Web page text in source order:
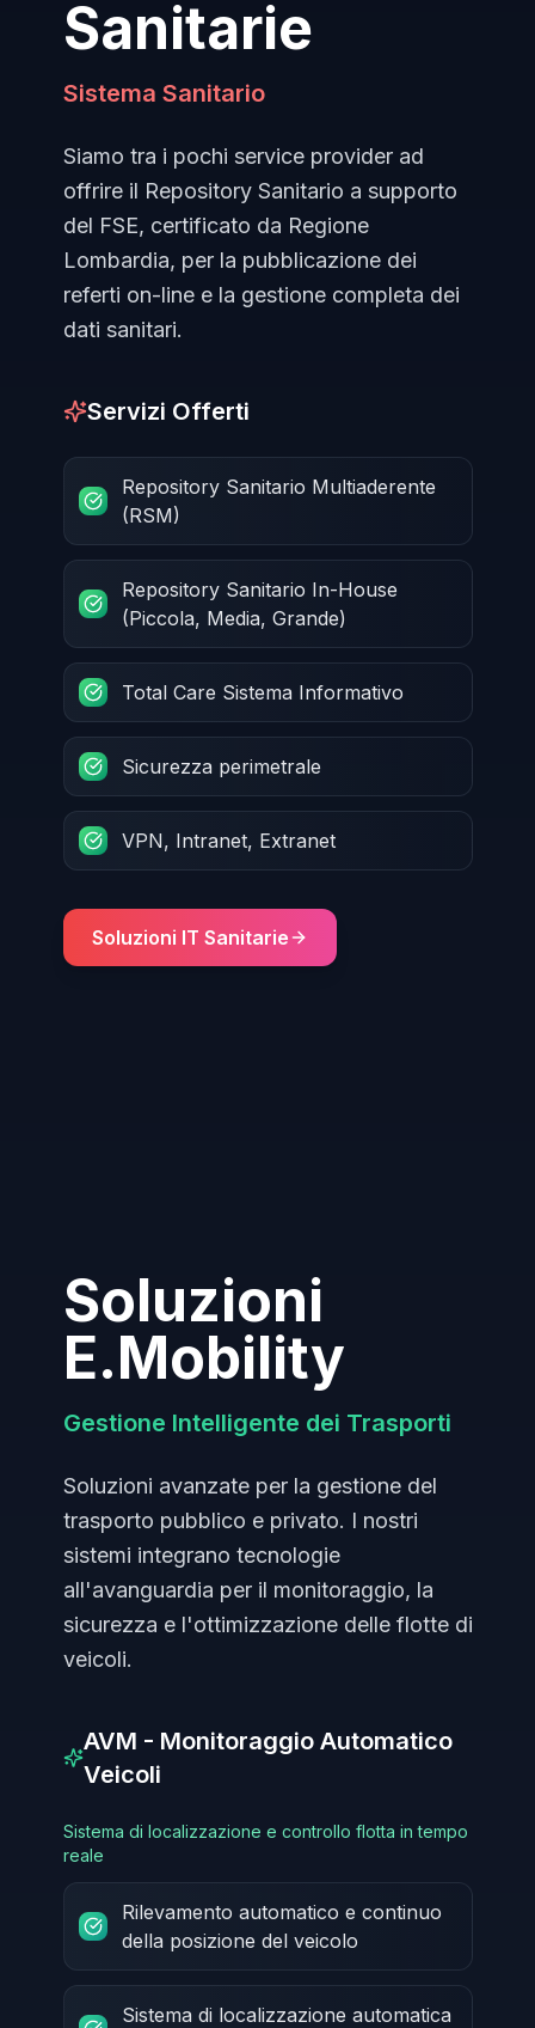
Sanitarie
Sistema Sanitario
Siamo tra i pochi service provider ad
offrire il Repository Sanitario a supporto
del FSE, certificato da Regione
Lombardia, per la pubblicazione dei
referti on-line e la gestione completa dei
dati sanitari.
Servizi Offerti
Repository Sanitario Multiaderente
(RSM)
Repository Sanitario In-House
(Piccola, Media, Grande)
Total Care Sistema Informativo
Sicurezza perimetrale
VPN, Intranet, Extranet
Soluzioni IT Sanitarie
Soluzioni
E.Mobility
Gestione Intelligente dei Trasporti
Soluzioni avanzate per la gestione del
trasporto pubblico e privato. I nostri
sistemi integrano tecnologie
all'avanguardia per il monitoraggio, la
sicurezza e l'ottimizzazione delle flotte di
veicoli.
AVM - Monitoraggio Automatico
Veicoli
Sistema di localizzazione e controllo flotta in tempo
reale
Rilevamento automatico e continuo
della posizione del veicolo
Sistema di localizzazione automatica